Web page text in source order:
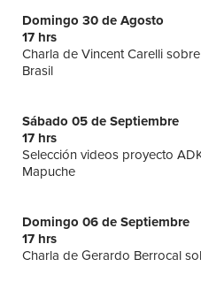
Domingo 30 de Agosto
17 hrs
Charla de Vincent Carelli
Brasil
Sábado 05 de Septiembre
17 hrs
Selección videos proyecto
Mapuche
Domingo 06 de Septiembre
17 hrs
Charla de Gerardo Berrocal